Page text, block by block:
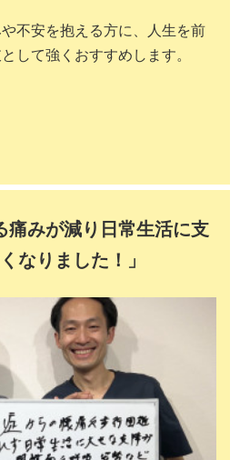
不安を抱える方に、人生を前
して強くおすすめします。
痛みが減り日常生活に支
なりました！」